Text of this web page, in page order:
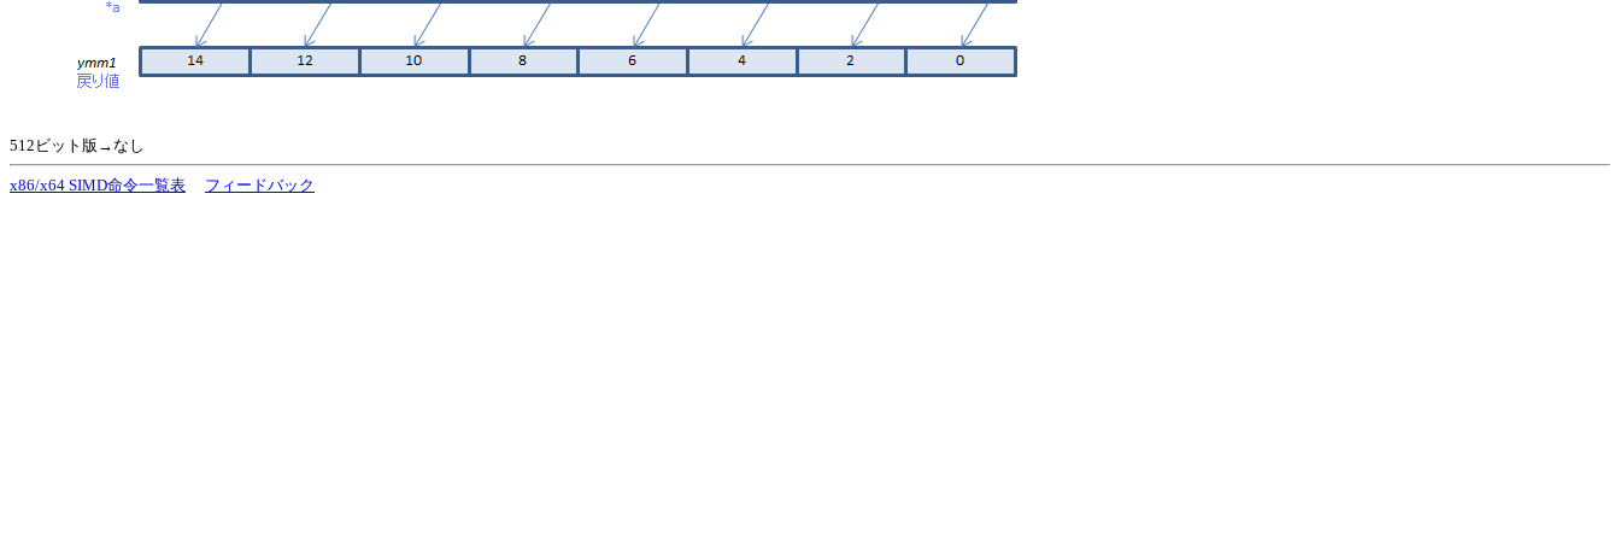
512ビット版→なし
x86/x64 SIMD命令一覧表 フィードバック